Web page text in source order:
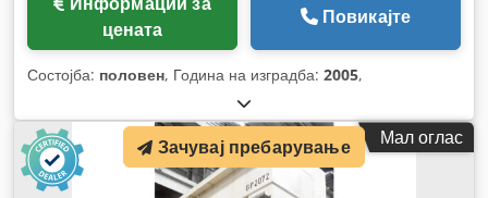
цената
Повикајте
Состојба: половен, Година на изградба: 2005,
Мал оглас
Зачувај пребарување